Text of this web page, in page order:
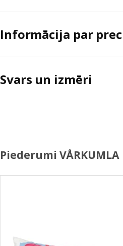
Informācija par
Svars un izmēri
Piederumi VÅRKUMLA